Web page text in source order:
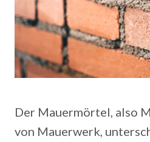
Der Mauermörtel, also
von Mauerwerk,